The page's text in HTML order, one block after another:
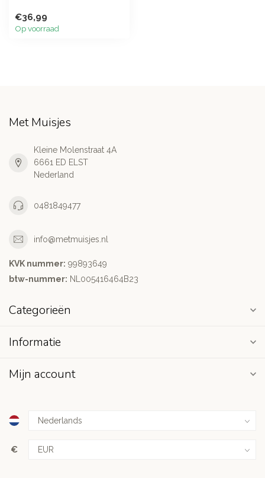
€36,99
Op voorraad
Met Muisjes
Kleine Molenstraat 4A
6661 ED ELST
Nederland
0481849477
info@metmuisjes.nl
KVK nummer: 99893649
btw-nummer: NL005416464B23
Categorieën
Informatie
Mijn account
€